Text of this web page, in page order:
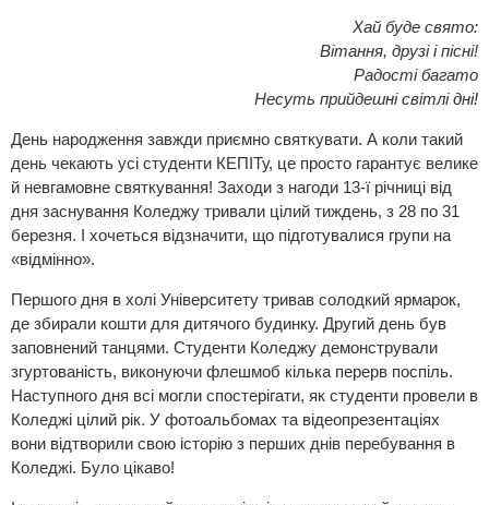
Хай буде свято:
Вітання, друзі і пісні!
Радості багато
Несуть прийдешні світлі дні!
День народження завжди приємно святкувати. А коли такий
день чекають усі студенти КЕПІТу, це просто гарантує велике
й невгамовне святкування! Заходи з нагоди 13-ї річниці від
дня заснування Коледжу тривали цілий тиждень, з 28 по 31
березня. І хочеться відзначити, що підготувалися групи на
«відмінно».
Першого дня в холі Університету тривав солодкий ярмарок,
де збирали кошти для дитячого будинку. Другий день був
заповнений танцями. Студенти Коледжу демонстрували
згуртованість, виконуючи флешмоб кілька перерв поспіль.
Наступного дня всі могли спостерігати, як студенти провели в
Коледжі цілий рік. У фотоальбомах та відеопрезентаціях
вони відтворили свою історію з перших днів перебування в
Коледжі. Було цікаво!